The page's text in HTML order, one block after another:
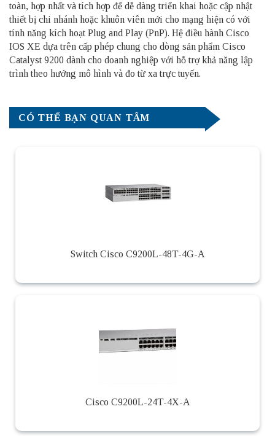
toàn, hợp nhất và tích hợp để dễ dàng triển khai hoặc cập nhật
thiết bị chi nhánh hoặc khuôn viên mới cho mạng hiện có với
tính năng kích hoạt Plug and Play (PnP). Hệ điều hành Cisco
IOS XE dựa trên cấp phép chung cho dòng sản phẩm Cisco
Catalyst 9200 dành cho doanh nghiệp với hỗ trợ khả năng lập
trình theo hướng mô hình và đo từ xa trực tuyến.
CÓ THỂ BẠN QUAN TÂM
Switch Cisco C9200L-48T-4G-A
Cisco C9200L-24T-4X-A